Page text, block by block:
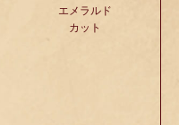
エメラルド
カット